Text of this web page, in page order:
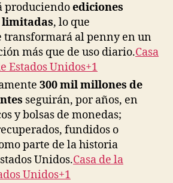
produciendoediciones
, lo que
transformará al penny en un
más que de uso diario.Casa
Estados Unidos+1
300 mil millones de
seguirán, por años, en
y bolsas de monedas;
fundidos o
parte de la historia
Unidos.Casa de la
Unidos+1